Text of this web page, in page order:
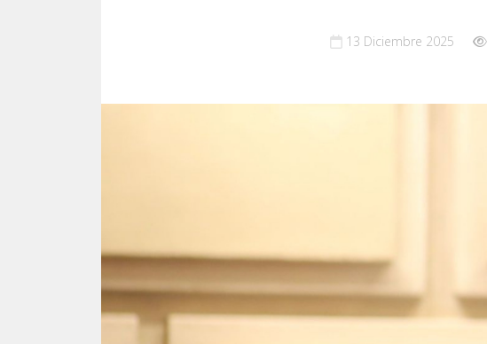
13 Diciembre 2025